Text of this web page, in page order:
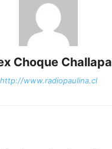
Choque Challapa
http://www.radiopaulina.cl